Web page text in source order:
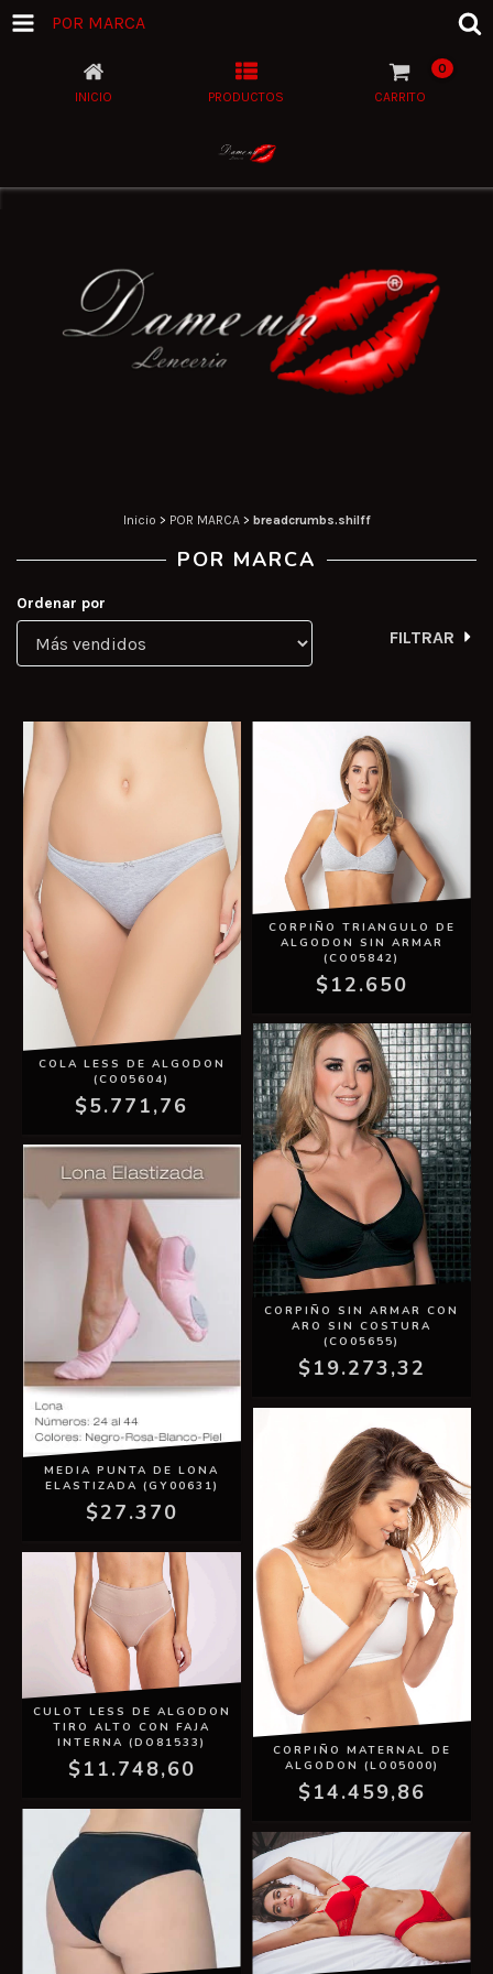
POR MARCA
INICIO PRODUCTOS CARRITO
0
Inicio > POR MARCA > breadcrumbs.shilff
POR MARCA
Ordenar por
FILTRAR
COLA LESS DE ALGODON
(CO05604)
$5.771,76
CORPIÑO TRIANGULO DE
ALGODON SIN ARMAR
(CO05842)
$12.650
MEDIA PUNTA DE LONA
ELASTIZADA (GY00631)
$27.370
CORPIÑO SIN ARMAR CON
ARO SIN COSTURA
(CO05655)
$19.273,32
CULOT LESS DE ALGODON
TIRO ALTO CON FAJA
INTERNA (DO81533)
$11.748,60
CORPIÑO MATERNAL DE
ALGODON (LO05000)
$14.459,86